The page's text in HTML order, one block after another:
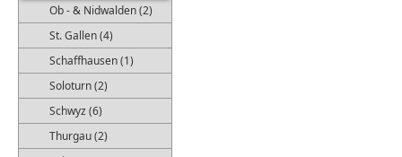
Ob - & Nidwalden (2)
St. Gallen (4)
Schaffhausen (1)
Soloturn (2)
Schwyz (6)
Thurgau (2)